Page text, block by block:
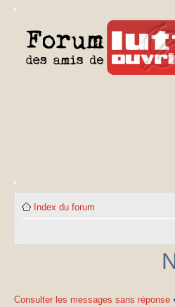
Index du forum
Consulter les messages sans réponse •